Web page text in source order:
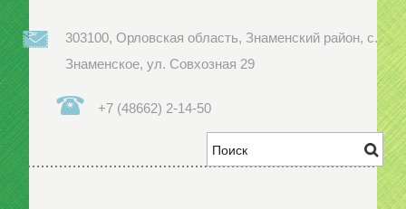
303100, Орловская область, Знаменский район, с.
Знаменское, ул. Совхозная 29
+7 (48662) 2-14-50